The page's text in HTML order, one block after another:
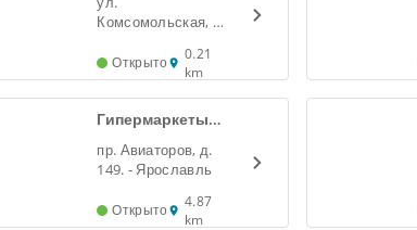
Комсомольская, 5.
Открыто
0.21
km
Гипермаркеты
Лента
пр. Авиаторов, д.
149. - Ярославль
Открыто
4.87
km